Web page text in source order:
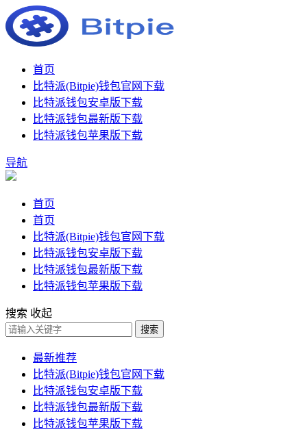
首页
比特派(Bitpie)钱包官网下载
比特派钱包安卓版下载
比特派钱包最新版下载
比特派钱包苹果版下载
导航
首页
首页
比特派(Bitpie)钱包官网下载
比特派钱包安卓版下载
比特派钱包最新版下载
比特派钱包苹果版下载
搜索 收起
搜索
最新推荐
比特派(Bitpie)钱包官网下载
比特派钱包安卓版下载
比特派钱包最新版下载
比特派钱包苹果版下载